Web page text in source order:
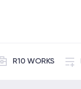
R10 WORKS